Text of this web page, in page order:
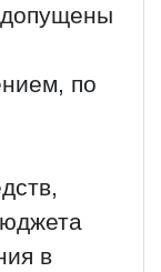
допущены
по
в